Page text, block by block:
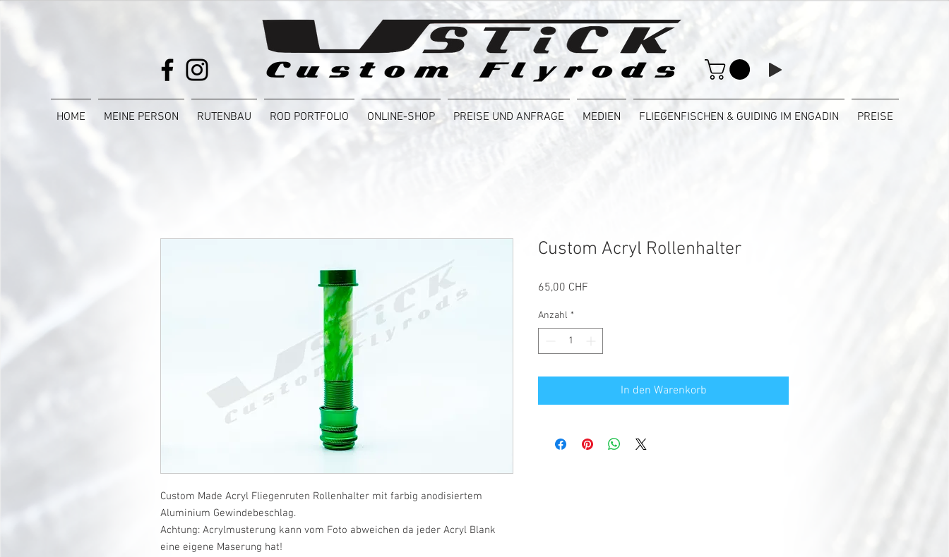
HOME MEINE PERSON RUTENBAU ROD PORTFOLIO ONLINE-SHOP PREISE UND ANFRAGE MEDIEN FLIEGENFISCHEN & GUIDING IM ENGADIN PREISE
Custom Made Acryl Fliegenruten Rollenhalter mit farbig anodisiertem
Aluminium Gewindebeschlag.
Achtung: Acrylmusterung kann vom Foto abweichen da jeder Acryl Blank
eine eigene Maserung hat!
Custom Acryl Rollenhalter
65,00 CHF
Anzahl *
In den Warenkorb